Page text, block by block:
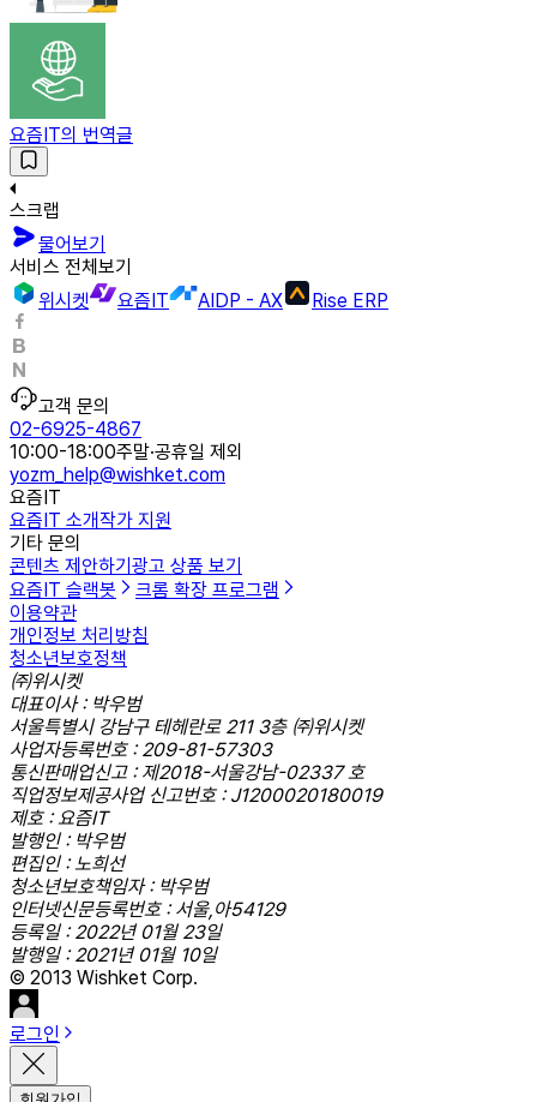
요즘IT의 번역글
스크랩
물어보기
서비스 전체보기
위시켓
요즘IT AIDP - AX Rise ERP
고객 문의
02-6925-4867
10:00-18:00주말·공휴일 제외
yozm_help@wishket.com
요즘IT
요즘IT 소개작가 지원
기타 문의
콘텐츠 제안하기 광고 상품 보기
요즘IT 슬랙봇
크롬 확장 프로그램
이용약관
개인정보 처리방침
청소년보호정책
㈜위시켓
대표이사 : 박우범
서울특별시 강남구 테헤란로 211 3층 ㈜위시켓
사업자등록번호 : 209-81-57303
통신판매업신고 : 제2018-서울강남-02337 호
직업정보제공사업 신고번호 : J1200020180019
제호 : 요즘IT
발행인 : 박우범
편집인 : 노희선
청소년보호책임자 : 박우범
인터넷신문등록번호 : 서울,아54129
등록일 : 2022년 01월 23일
발행일 : 2021년 01월 10일
© 2013 Wishket Corp.
로그인